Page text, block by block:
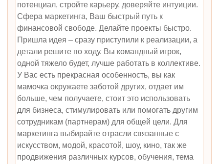
потенциал, стройте карьеру, доверяйте интуиции.
Сфера маркетинга, Ваш быстрый путь к
финансовой свободе. Делайте проекты быстро.
Пришла идея – сразу приступили к реализации, а
детали решите по ходу. Вы командный игрок,
одной тяжело будет, лучше работать в коллективе.
У Вас есть прекрасная особенность, вы как
мамочка окружаете заботой других, отдает им
больше, чем получаете, стоит это использовать
для бизнеса, стимулировать или помогать другим
сотрудникам (партнерам) для общей цели. Для
маркетинга выбирайте отрасли связанные с
искусством, модой, красотой, шоу, кино, так же
продвижения различных курсов, обучения, тема